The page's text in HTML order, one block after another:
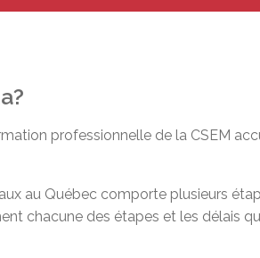
professionnelle de la CSEM
au Québec comporte plusieurs
chacune des étapes et les délais